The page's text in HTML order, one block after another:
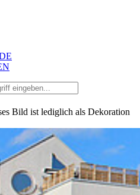
Bild ist lediglich als Dekoration